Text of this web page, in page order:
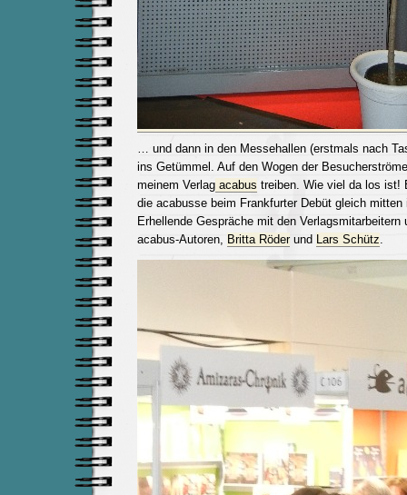
… und dann in den Messehallen (erstmals nach
ins Getümmel. Auf den Wogen der
meinem Verlagacabus treiben. Wie viel da los ist!
die acabusse beim Frankfurter Debüt gleich
Erhellende Gespräche mit den Verlagsmitarbeitern
acabus-Autoren, Britta Röderund Lars Schütz.